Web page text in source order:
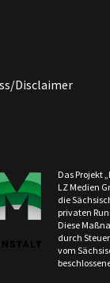
Disclaimer
Das Projekt
LZ Medien
die
privaten
Diese
durch
vom